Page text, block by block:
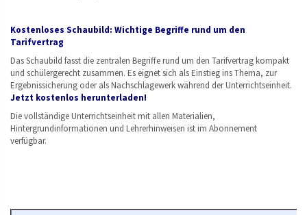
Kostenloses Schaubild: Wichtige Begriffe rund um den
Tarifvertrag
Das Schaubild fasst die zentralen Begriffe rund um den Tarifvertrag kompakt
und schülergerecht zusammen. Es eignet sich als Einstieg ins Thema, zur
Ergebnissicherung oder als Nachschlagewerk während der Unterrichtseinheit.
Jetzt kostenlos herunterladen!
Die vollständige Unterrichtseinheit mit allen Materialien,
Hintergrundinformationen und Lehrerhinweisen ist im Abonnement
verfügbar.